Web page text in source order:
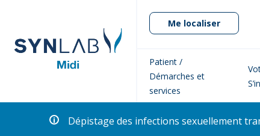
Me localiser
Patient /
Démarches et
services
Dépistage des infections sexuellement